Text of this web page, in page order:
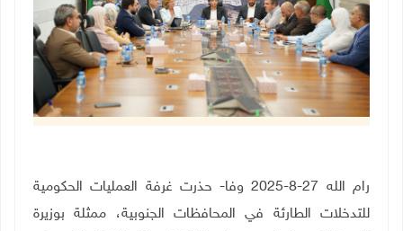
رام الله 27-8-2025 وفا- حذرت غرفة العمليات الحكومية
للتدخلات الطارئة في المحافظات الجنوبية، ممثلة بوزيرة